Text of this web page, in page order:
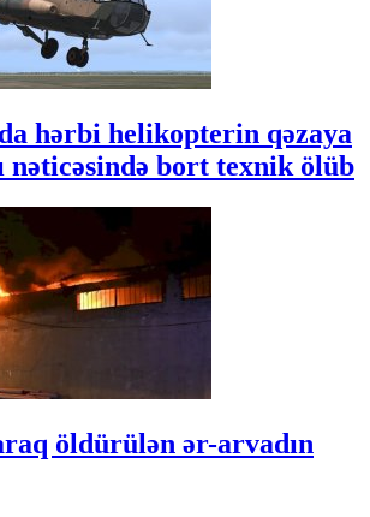
hərbi helikopterin qəzaya
nəticəsində bort texnik ölüb
öldürülən ər-arvadın